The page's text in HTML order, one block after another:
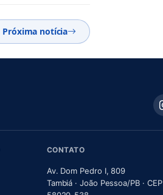
Próxima notícia
CONTATO
Av. Dom Pedro I, 809
Tambiá · João Pessoa/PB · CEP